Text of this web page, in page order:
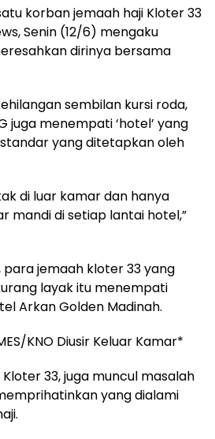
korban jemaah haji Kloter 33
Senin (12/6) mengaku
dirinya bersama
sembilan kursi roda,
juga menempati ‘hotel’ yang
yang ditetapkan oleh
di luar kamar dan hanya
mandi di setiap lantai hotel,”
jemaah kloter 33 yang
layak itu menempati
Arkan Golden Madinah.
KNO Diusir Keluar Kamar*
33, juga muncul masalah
yang dialami